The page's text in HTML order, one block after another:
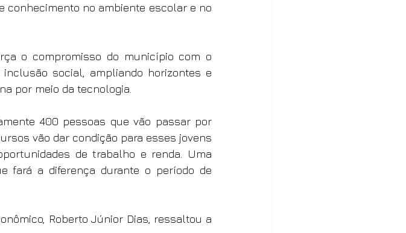
conhecimento no ambiente escolar e no
o compromisso do município com o
social, ampliando horizontes e
por meio da tecnologia.
400 pessoas que vão passar por
vão dar condição para esses jovens
de trabalho e renda. Uma
fará a diferença durante o período de
Roberto Júnior Dias, ressaltou a